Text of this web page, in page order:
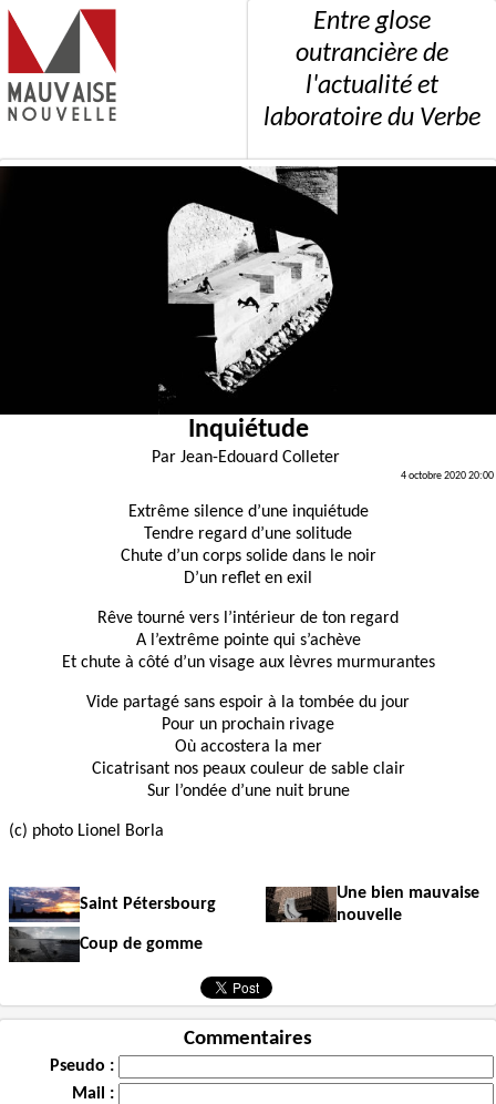
Entre glose
outrancière de
l'actualité et
laboratoire du Verbe
Inquiétude
Par Jean-Edouard Colleter
4 octobre 2020 20:00
Extrême silence d’une inquiétude
Tendre regard d’une solitude
Chute d’un corps solide dans le noir
D’un reflet en exil
Rêve tourné vers l’intérieur de ton regard
A l’extrême pointe qui s’achève
Et chute à côté d’un visage aux lèvres murmurantes
Vide partagé sans espoir à la tombée du jour
Pour un prochain rivage
Où accostera la mer
Cicatrisant nos peaux couleur de sable clair
Sur l’ondée d’une nuit brune
(c) photo Lionel Borla
Saint Pétersbourg
Une bien mauvaise
nouvelle
Coup de gomme
Commentaires
Pseudo :
Mail :